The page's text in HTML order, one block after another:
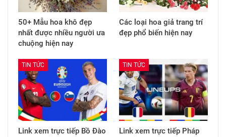
50+ Mẫu hoa khô đẹp
nhất được nhiều người ưa
chuộng hiện nay
Các loại hoa giả trang trí
đẹp phổ biến hiện nay
TIN TỨC
Link xem trực tiếp Bồ Đào
TIN TỨC
Link xem trực tiếp Pháp